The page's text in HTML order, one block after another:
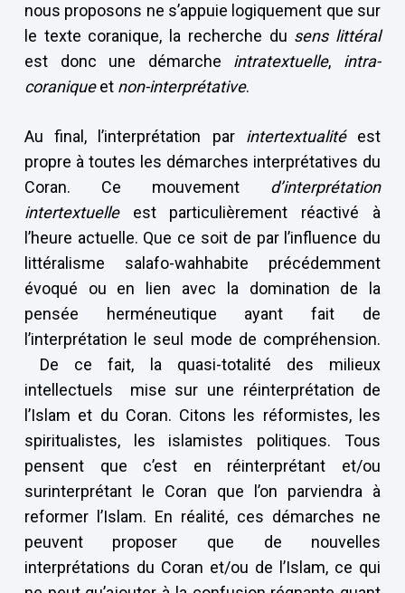
nous proposons ne s’appuie logiquement que sur
le texte coranique, la recherche du sens littéral
est donc une démarche intratextuelle, intra-
coraniqueet non-interprétative.
Au final, l’interprétation parintertextualitéest
propre à toutes les démarches interprétatives du
Coran. Ce mouvement d’interprétation
intertextuelleest particulièrement réactivé à
l’heure actuelle. Que ce soit de par l’influence du
littéralisme salafo-wahhabite précédemment
évoqué ou en lien avec la domination de la
pensée herméneutique ayant fait de
l’interprétation le seul mode de compréhension.
De ce fait, la quasi-totalité des milieux
intellectuels mise sur une réinterprétation de
l’Islam et du Coran. Citons les réformistes, les
spiritualistes, les islamistes politiques. Tous
pensent que c’est en réinterprétant et/ou
surinterprétant le Coran que l’on parviendra à
reformer l’Islam. En réalité, ces démarches ne
peuvent proposer que de nouvelles
interprétations du Coran et/ou de l’Islam, ce qui